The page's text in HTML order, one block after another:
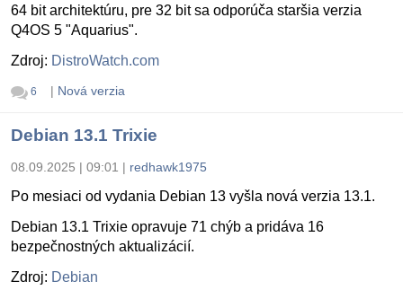
64 bit architektúru, pre 32 bit sa odporúča staršia verzia
Q4OS 5 "Aquarius".
Zdroj: DistroWatch.com
6 | Nová verzia
Debian 13.1 Trixie
08.09.2025 | 09:01 | redhawk1975
Po mesiaci od vydania Debian 13 vyšla nová verzia 13.1.
Debian 13.1 Trixie opravuje 71 chýb a pridáva 16
bezpečnostných aktualizácií.
Zdroj: Debian